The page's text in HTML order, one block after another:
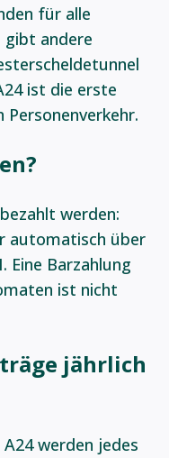
für alle
gibt andere
ist die erste
werden:
automatisch über
Eine Barzahlung
ist nicht
jährlich
werden jedes